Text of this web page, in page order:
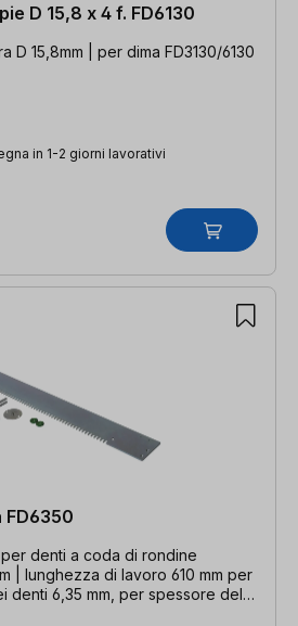
D 15,8 x 4 f. FD6130
D 15,8mm | per dima FD3130/6130
in 1-2 giorni lavorativi
denti a coda di rondine
| lunghezza di lavoro 610 mm per
denti 6,35 mm, per spessore del